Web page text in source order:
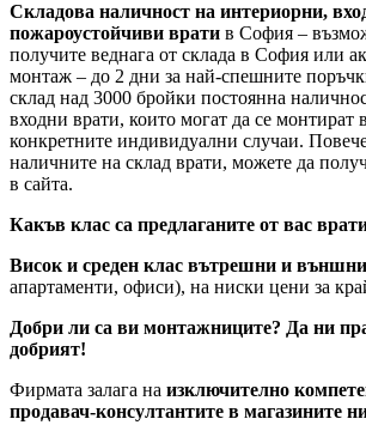
Складова наличност на интериорни,
пожароустойчиви врати в София –
получите веднага от склада в София или
монтаж – до 2 дни за най-спешните
склад над 3000 бройки постоянна
входни врати, които могат да се монтират
конкретните индивидуални случаи.
наличните на склад врати, можете да
в сайта.
Какъв клас са предлаганите от вас
Висок и среден клас вътрешни и
апартаменти, офиси), на ниски цени за
Добри ли са ви монтажниците? Да ни
добрият!
Фирмата залага на изключително
продавач-консултантите в магазините